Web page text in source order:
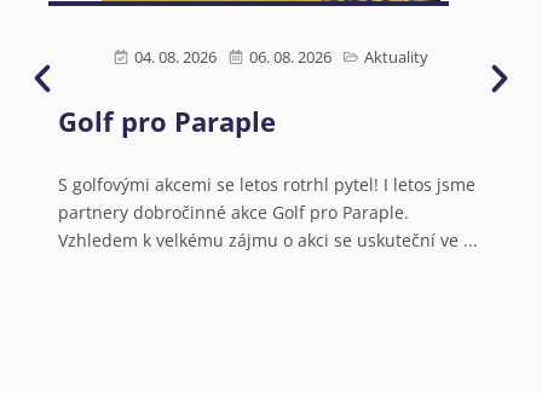
04. 08. 2026 06. 08. 2026 Aktuality
Golf pro Paraple
S golfovými akcemi se letos rotrhl pytel! I letos jsme
partnery dobročinné akce Golf pro Paraple.
Vzhledem k velkému zájmu o akci se uskuteční ve ...